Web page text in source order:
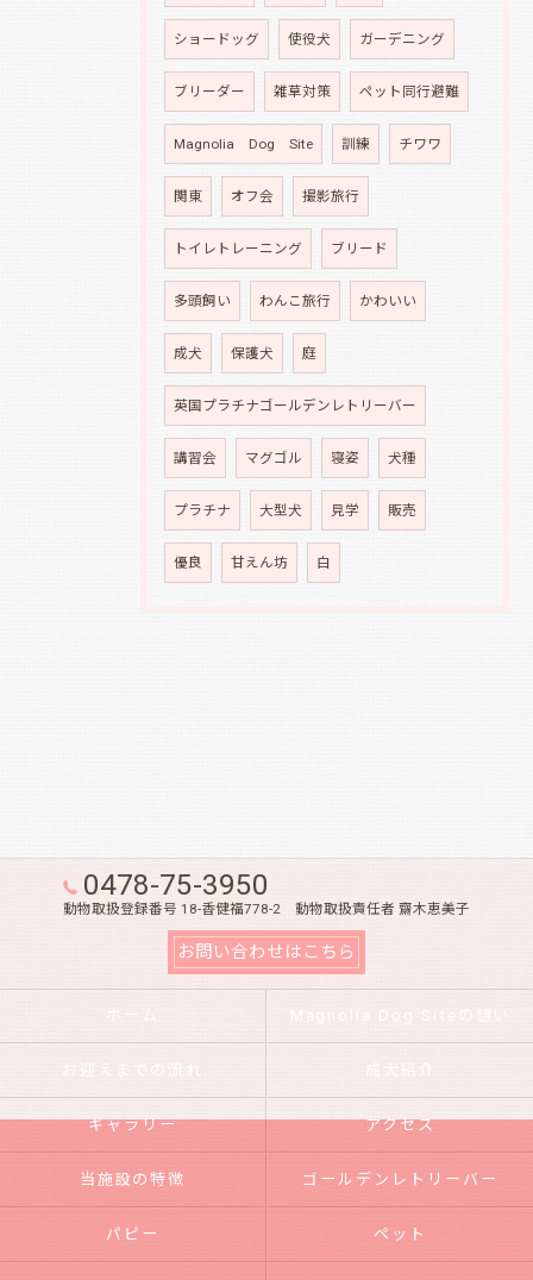
ショードッグ 使役犬 ガーデニング
ブリーダー 雑草対策 ペット同行避難
Magnolia Dog Site 訓練 チワワ
関東 オフ会 撮影旅行
トイレトレーニング ブリード
多頭飼い わんこ旅行 かわいい
成犬 保護犬 庭
英国プラチナゴールデンレトリーバー
講習会 マグゴル 寝姿 犬種
プラチナ 大型犬 見学 販売
優良 甘えん坊 白
0478-75-3950
動物取扱登録番号 18-香健福778-2 動物取扱責任者 齋木恵美子
お問い合わせはこちら
ホーム Magnolia Dog Siteの想い
お迎えまでの流れ 成犬紹介
ギャラリー アクセス
当施設の特徴 ゴールデンレトリーバー
パピー ペット